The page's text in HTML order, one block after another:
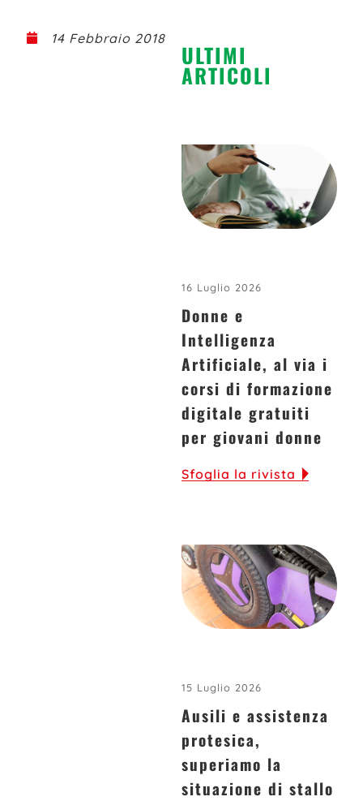
14 Febbraio 2018
ULTIMI
ARTICOLI
16 Luglio 2026
Donne e
Intelligenza
Artificiale, al via i
corsi di formazione
digitale gratuiti
per giovani donne
Sfoglia la rivista
15 Luglio 2026
Ausili e assistenza
protesica,
superiamo la
situazione di stallo